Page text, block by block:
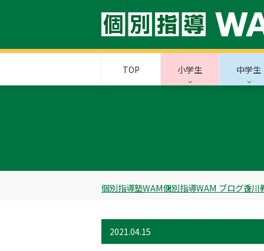
TOP 小学生 中学生
個別指導塾WAM個別指導WAM ブログ香川
2021.04.15